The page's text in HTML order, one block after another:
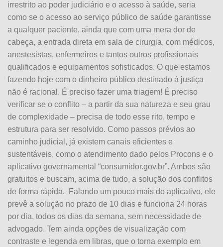
irrestrito ao poder judiciário e o acesso à saúde, seria
como se o acesso ao serviço público de saúde garantisse
a qualquer paciente, ainda que com uma mera dor de
cabeça, a entrada direta em sala de cirurgia, com médicos,
anestesistas, enfermeiros e tantos outros profissionais
qualificados e equipamentos sofisticados. O que estamos
fazendo hoje com o dinheiro público destinado à justiça
não é racional. É preciso fazer uma triagem! É preciso
verificar se o conflito – a partir da sua natureza e seu grau
de complexidade – precisa de todo esse rito, tempo e
estrutura para ser resolvido. Como passos prévios ao
caminho judicial, já existem canais eficientes e
sustentáveis, como o atendimento dado pelos Procons e o
aplicativo governamental “consumidor.gov.br”. Ambos são
gratuitos e buscam, acima de tudo, a solução dos conflitos
de forma rápida. Falando um pouco mais do aplicativo, ele
prevê a solução no prazo de 10 dias e funciona 24 horas
por dia, todos os dias da semana, sem necessidade de
advogado. Tem ainda opções de visualização com
contraste e legenda em libras, que o torna exemplo em